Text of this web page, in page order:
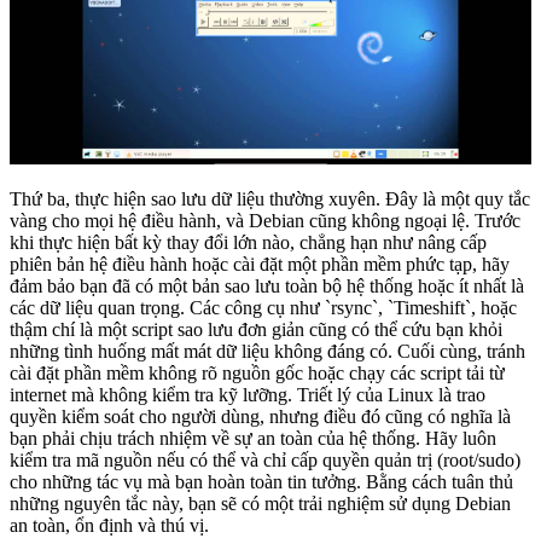
Thứ ba, thực hiện sao lưu dữ liệu thường xuyên. Đây là một quy tắc
vàng cho mọi hệ điều hành, và Debian cũng không ngoại lệ. Trước
khi thực hiện bất kỳ thay đổi lớn nào, chẳng hạn như nâng cấp
phiên bản hệ điều hành hoặc cài đặt một phần mềm phức tạp, hãy
đảm bảo bạn đã có một bản sao lưu toàn bộ hệ thống hoặc ít nhất là
các dữ liệu quan trọng. Các công cụ như `rsync`, `Timeshift`, hoặc
thậm chí là một script sao lưu đơn giản cũng có thể cứu bạn khỏi
những tình huống mất mát dữ liệu không đáng có. Cuối cùng, tránh
cài đặt phần mềm không rõ nguồn gốc hoặc chạy các script tải từ
internet mà không kiểm tra kỹ lưỡng. Triết lý của Linux là trao
quyền kiểm soát cho người dùng, nhưng điều đó cũng có nghĩa là
bạn phải chịu trách nhiệm về sự an toàn của hệ thống. Hãy luôn
kiểm tra mã nguồn nếu có thể và chỉ cấp quyền quản trị (root/sudo)
cho những tác vụ mà bạn hoàn toàn tin tưởng. Bằng cách tuân thủ
những nguyên tắc này, bạn sẽ có một trải nghiệm sử dụng Debian
an toàn, ổn định và thú vị.